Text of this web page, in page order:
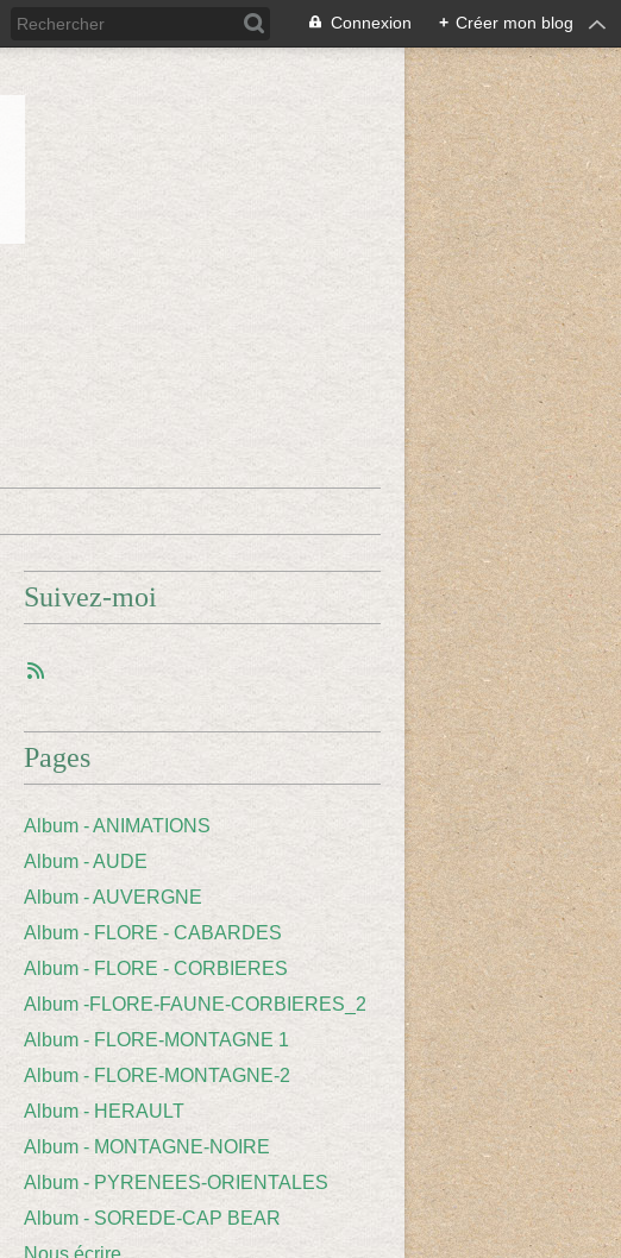
Connexion + Créer mon blog
Suivez-moi
Pages
Album - ANIMATIONS
Album - AUDE
Album - AUVERGNE
Album - FLORE - CABARDES
Album - FLORE - CORBIERES
Album -FLORE-FAUNE-CORBIERES_2
Album - FLORE-MONTAGNE 1
Album - FLORE-MONTAGNE-2
Album - HERAULT
Album - MONTAGNE-NOIRE
Album - PYRENEES-ORIENTALES
Album - SOREDE-CAP BEAR
Nous écrire